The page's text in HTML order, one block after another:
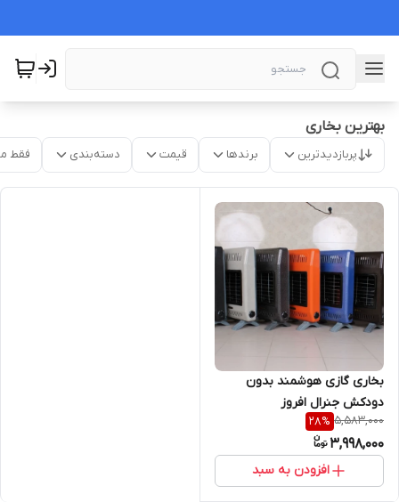
بهترین بخاری
پربازدیدترین برندها قیمت دسته‌بندی فقط
بخاری گازی هوشمند بدون
دودکش جنرال افروز
5,583,000
28%
3,998,000
افزودن به سبد